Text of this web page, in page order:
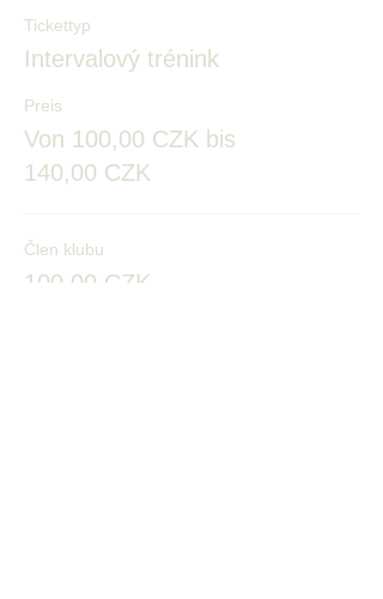
Tickettyp
Intervalový trénink
Preis
Von 100,00 CZK bis
140,00 CZK
Člen klubu
100,00 CZK